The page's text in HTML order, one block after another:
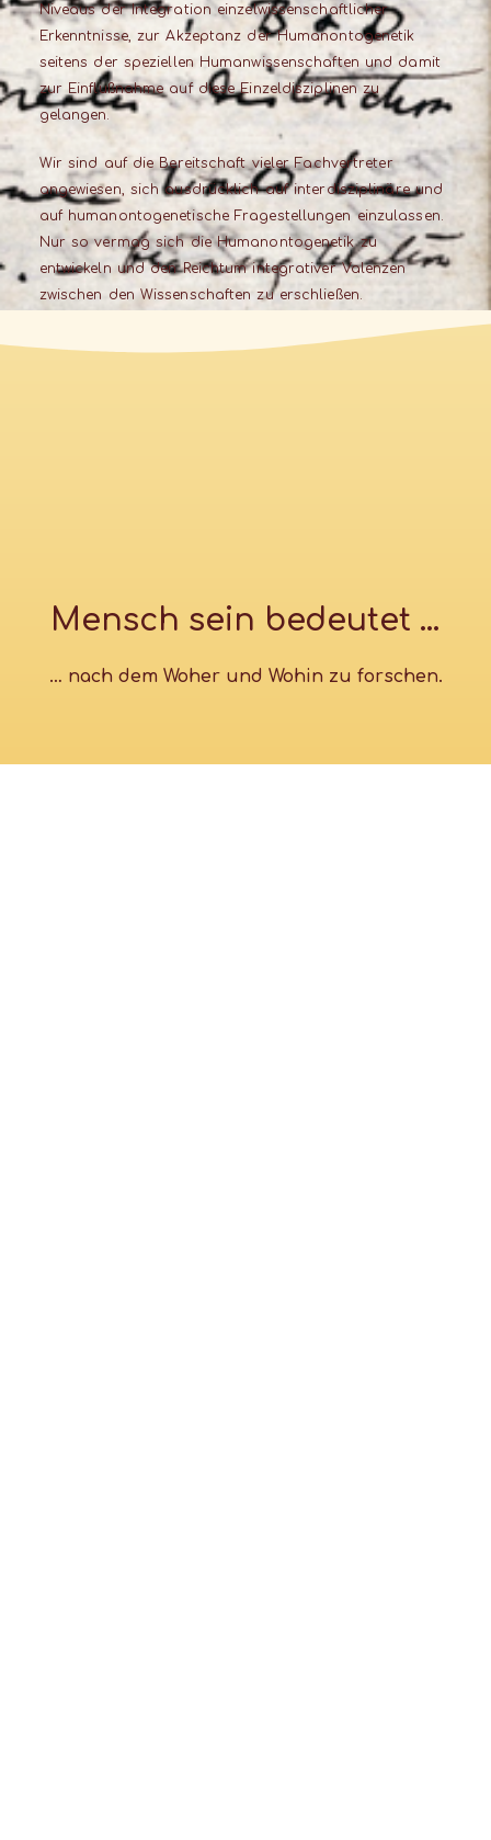
Niveaus der Integration einzelwissenschaftlicher
Erkenntnisse, zur Akzeptanz der Humanontogenetik
seitens der speziellen Humanwissenschaften und damit
zur Einflußnahme auf diese Einzeldisziplinen zu
gelangen.
Wir sind auf die Bereitschaft vieler Fachvertreter
angewiesen, sich ausdrücklich auf interdisziplinäre und
auf humanontogenetische Fragestellungen einzulassen.
Nur so vermag sich die Humanontogenetik zu
entwickeln und den Reichtum integrativer Valenzen
zwischen den Wissenschaften zu erschließen.
Mensch sein bedeutet …
… nach dem Woher und Wohin zu forschen.